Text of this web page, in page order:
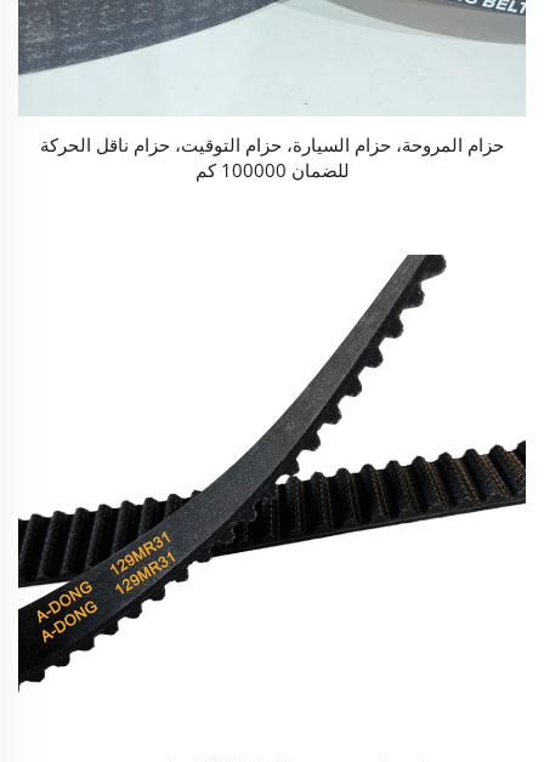
حزام المروحة، حزام السيارة، حزام التوقيت، حزام ناقل الحركة
للضمان 100000 كم